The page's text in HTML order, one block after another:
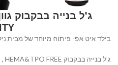
בילד איט אפ- פיתוח מיוחד של מבית
ג’ל בנייה בבקבוק HEMA&TPO FREE , מתאים ל99% מהאלרגיות